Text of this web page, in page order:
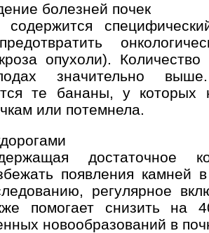
болезней почек
опухоли).
значительно
те бананы, у которых
или потемнела.
достаточное
появления камней
регулярное
помогает снизить на
новообразований в